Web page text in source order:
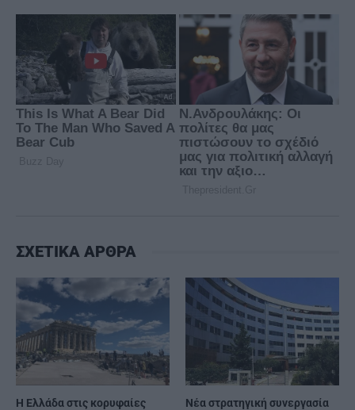
ΣΧΕΤΙΚΑ ΑΡΘΡΑ
Η Ελλάδα στις κορυφαίες
Νέα στρατηγική συνεργασία